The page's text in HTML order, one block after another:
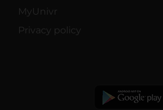
MyUnivr
Privacy policy